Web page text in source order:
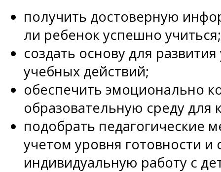
получить достоверную
ли ребенок успешно учиться;
создать основу для
учебных действий;
обеспечить эмоционально
образовательную среду для
подобрать педагогические
учетом уровня готовности и
индивидуальную работу с